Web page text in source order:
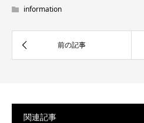
information
関連記事